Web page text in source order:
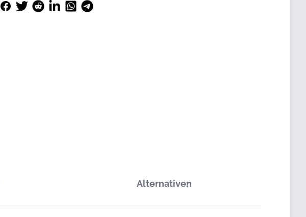
Facebook
TwitterRedditLinkedInWhatsApp
Telegram
Alternativen